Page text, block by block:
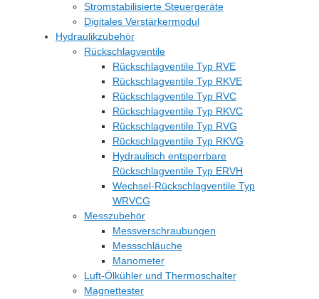
Stromstabilisierte Steuergeräte
Digitales Verstärkermodul
Hydraulikzubehör
Rückschlagventile
Rückschlagventile Typ RVE
Rückschlagventile Typ RKVE
Rückschlagventile Typ RVC
Rückschlagventile Typ RKVC
Rückschlagventile Typ RVG
Rückschlagventile Typ RKVG
Hydraulisch entsperrbare
Rückschlagventile Typ ERVH
Wechsel-Rückschlagventile Typ
WRVCG
Messzubehör
Messverschraubungen
Messschläuche
Manometer
Luft-Ölkühler und Thermoschalter
Magnettester